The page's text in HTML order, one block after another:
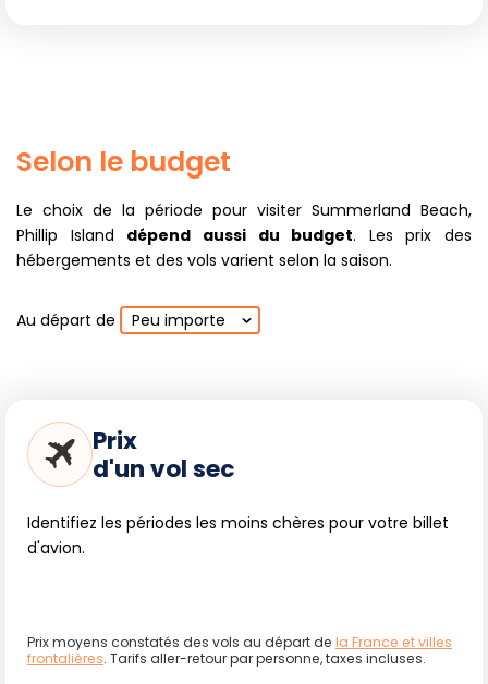
Selon le budget
Le choix de la période pour visiter Summerland Beach,
Phillip Island dépend aussi du budget. Les prix des
hébergements et des vols varient selon la saison.
Au départ de Peu importe
Prix
d'un vol sec
Identifiez les périodes les moins chères pour votre billet
d'avion.
Prix moyens constatés des vols au départ de la France et villes
frontalières. Tarifs aller-retour par personne, taxes incluses.